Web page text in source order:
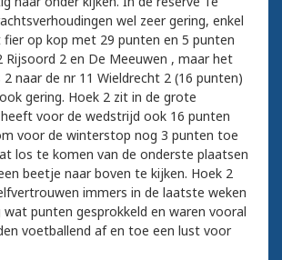
wel zeer gering, enkel
op kop met 29 punten en 5 punten
Rijsoord 2 en De Meeuwen , maar het
naar de nr 11 Wieldrecht 2 (16 punten)
gering. Hoek 2 zit in de grote
voor de wedstrijd ook 16 punten
voor de winterstop nog 3 punten toe
los te komen van de onderste plaatsen
beetje naar boven te kijken. Hoek 2
immers in de laatste weken
wat punten gesprokkeld en waren vooral
voetballend af en toe een lust voor